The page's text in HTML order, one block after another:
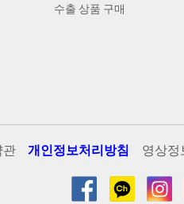
수출 상품 구매
관 개인정보처리방침 영상정